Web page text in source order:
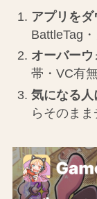
アプリを
BattleTag
オーバー
帯・VC有
気になる
らそのま